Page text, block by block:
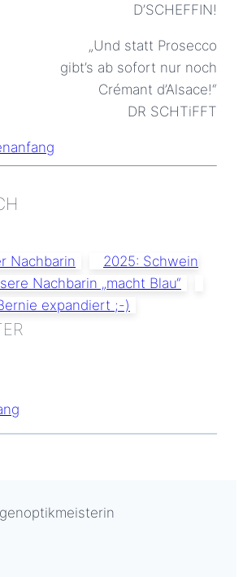
D’SCHEFFIN!
„Und statt Prosecco
gibt’s ab sofort nur noch
Crémant d’Alsace!“
DR SCHTiFFT
Nachbarin
2025: Schwein
Nachbarin „macht Blau“
expandiert ;-)